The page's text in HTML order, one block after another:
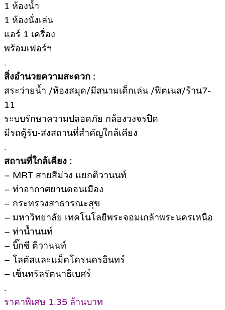
1 ห้องน้ำ
1 ห้องนั่งเล่น
แอร์ 1 เครื่อง
พร้อมเฟอร์ฯ
.
สิ่งอำนวยความสะดวก :
สระว่ายน้ำ /ห้องสมุด/มีสนามเด็กเล่น /ฟิตเนส/ร้าน7-
11
ระบบรักษาความปลอดภัย กล้องวงจรปิด
มีรถตู้รับ-ส่งสถานที่สำคัญใกล้เคียง
.
สถานที่ใกล้เคียง :
– MRT สายสีม่วง แยกติวานนท์
– ท่าอากาศยานดอนเมือง
– กระทรวงสาธารณะสุข
– มหาวิทยาลัย เทคโนโลยีพระจอมเกล้าพระนครเหนือ
– ท่าน้ำนนท์
– บิ๊กซี ติวานนท์
– โลตัสและแม็คโครนครอินทร์
– เซ็นทรัลรัตนาธิเบศร์
.
ราคาพิเศษ 1.35 ล้านบาท